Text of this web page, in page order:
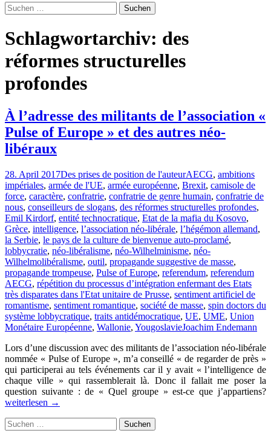
Suchen
nach:
Schlagwortarchiv: des
réformes structurelles
profondes
À l’adresse des militants de l’association «
Pulse of Europe » et des autres néo-
libéraux
28. April 2017Des prises de position de l'auteurAECG, ambitions
impériales, armée de l'UE, armée européenne, Brexit, camisole de
force, caractère, confratrie, confratrie de genre humain, confratrie de
nous, conseilleurs de slogans, des réformes structurelles profondes,
Emil Kirdorf, entité technocratique, Etat de la mafia du Kosovo,
Grèce, intelligence, l’association néo-libérale, l’hégémon allemand,
la Serbie, le pays de la culture de bienvenue auto-proclamé,
lobbycratie, néo-libéralisme, néo-Wilhelminisme, néo-
Wilhelmolibéralisme, outil, propagande suggestive de masse,
propagande trompeuse, Pulse of Europe, referendum, referendum
AECG, répétition du processus d’intégration enfermant des Etats
très disparates dans l'Etat unitaire de Prusse, sentiment artificiel de
romantisme, sentiment romantique, société de masse, spin doctors du
système lobbycratique, traits antidémocratique, UE, UME, Union
Monétaire Européenne, Wallonie, YougoslavieJoachim Endemann
Lors d’une discussion avec des militants de l’association néo-libérale
nommée « Pulse of Europe », m’a conseillé « de regarder de près »
qui participerai au tels événements car il y avait « l’intelligence de
chaque ville » qui rassemblerait là. Donc il fallait me poser la
question suivante : de « Quel groupe » est-ce que j’appartiens?
weiterlesen →
Suchen
nach: